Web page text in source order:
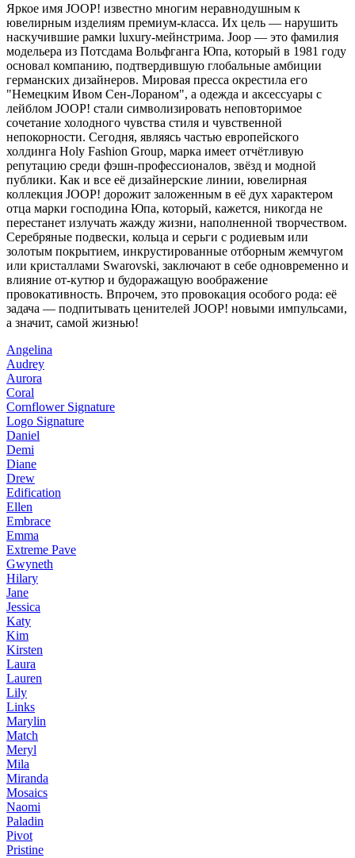
Яркое имя JOOP! известно многим неравнодушным к
ювелирным изделиям премиум-класса. Их цель — нарушить
наскучившие рамки luxury-мейнстрима. Joop — это фамилия
модельера из Потсдама Вольфганга Юпа, который в 1981 году
основал компанию, подтвердившую глобальные амбиции
германских дизайнеров. Мировая пресса окрестила его
"Немецким Ивом Сен-Лораном", а одежда и аксессуары с
лейблом JOOP! стали символизировать неповторимое
сочетание холодного чувства стиля и чувственной
непокорности. Сегодня, являясь частью европейского
холдинга Holy Fashion Group, марка имеет отчётливую
репутацию среди фэшн-профессионалов, звёзд и модной
публики. Как и все её дизайнерские линии, ювелирная
коллекция JOOP! дорожит заложенным в её дух характером
отца марки господина Юпа, который, кажется, никогда не
перестанет излучать жажду жизни, наполненной творчеством.
Серебряные подвески, кольца и серьги с родиевым или
золотым покрытием, инкрустированные отборным жемчугом
или кристаллами Swarovski, заключают в себе одновременно и
влияние от-кутюр и будоражащую воображение
провокативность. Впрочем, это провокация особого рода: её
задача — подпитывать ценителей JOOP! новыми импульсами,
а значит, самой жизнью!
Angelina
Audrey
Aurora
Coral
Cornflower Signature
Logo Signature
Daniel
Demi
Diane
Drew
Edification
Ellen
Embrace
Emma
Extreme Pave
Gwyneth
Hilary
Jane
Jessica
Katy
Kim
Kirsten
Laura
Lauren
Lily
Links
Marylin
Match
Meryl
Mila
Miranda
Mosaics
Naomi
Paladin
Pivot
Pristine